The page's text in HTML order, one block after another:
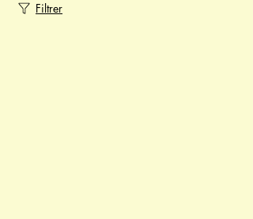
Filtrer